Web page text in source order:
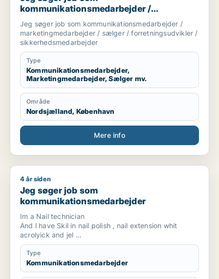
kommunikationsmedarbejder /
marketingmedarbejder / sælger /
forretningsudvikler /
sikkerhedsmedarbejder
Jeg søger job som kommunikationsmedarbejder /
marketingmedarbejder / sælger / forretningsudvikler /
sikkerhedsmedarbejder
Type
Kommunikationsmedarbejder,
Marketingmedarbejder, Sælger mv.
Område
Nordsjælland, København
Mere info
Jeg søger job som kommunikationsmedarbejder
4 år siden
Jeg søger job som
kommunikationsmedarbejder
Im a Nail technician
And l have Skil in nail polish , nail extension whit
acrolyick and jel
I can do wet pedicure
Type
Kommunikationsmedarbejder